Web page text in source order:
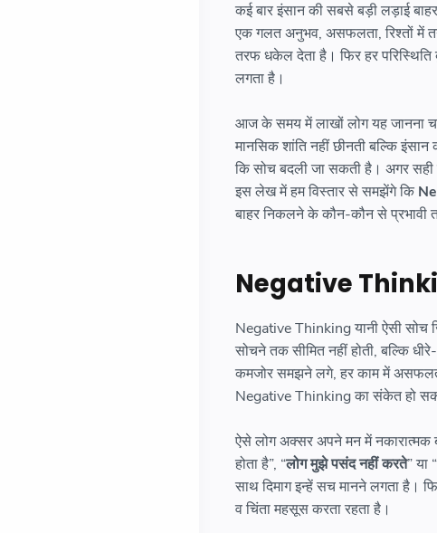
कई बार इंसान की सबसे बड़ी लड़ाई
एक गलत अनुभव, असफलता, रिश्तों में
तरफ धकेल देता है। फिर हर
लगता है।
आज के समय में लाखों लोग यह जानना
मानसिक शांति नहीं छीनती बल्कि
कि सोच बदली जा सकती है। अगर सही
इस लेख में हम विस्तार से समझेंगे कि
बाहर निकलने के कौन-कौन से प्रभावी
Negative
Negative Thinking यानी ऐसी सोच
सोचने तक सीमित नहीं होती, बल्कि
कमजोर समझने लगे, हर काम में
Negative Thinking का संकेत हो
ऐसे लोग अक्सर अपने मन में नकारात्मक
होता है”, “लोग मुझे पसंद नहीं करते” या “
साथ दिमाग इन्हें सच मानने लगता है।
व चिंता महसूस करता रहता है।